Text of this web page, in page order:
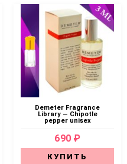
Demeter Fragrance
Library — Chipotle
pepper unisex
690 ₽
КУПИТЬ